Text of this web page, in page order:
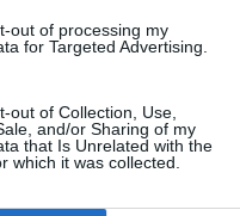
out of processing my
for Targeted Advertising.
out of Collection, Use,
and/or Sharing of my
that Is Unrelated with the
which it was collected.
commentaire
mail ne sera pas publiée.
indiqués avec